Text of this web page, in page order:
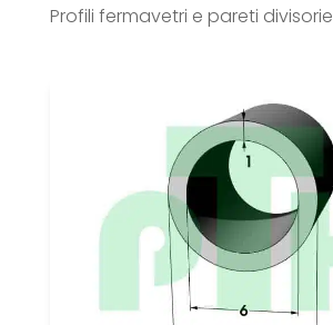
Profili fermavetri e pareti divisorie